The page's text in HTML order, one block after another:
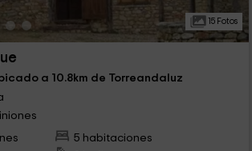
15 Fotos
a 10.8km de Torreandaluz
5 habitaciones